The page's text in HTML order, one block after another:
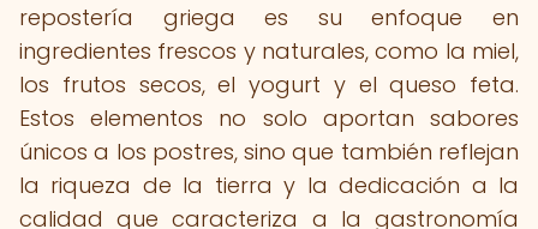
repostería griega es su enfoque en
ingredientes frescos y naturales, como la miel,
los frutos secos, el yogurt y el queso feta.
Estos elementos no solo aportan sabores
únicos a los postres, sino que también reflejan
la riqueza de la tierra y la dedicación a la
calidad que caracteriza a la gastronomía